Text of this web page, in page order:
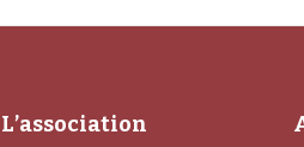
L’association